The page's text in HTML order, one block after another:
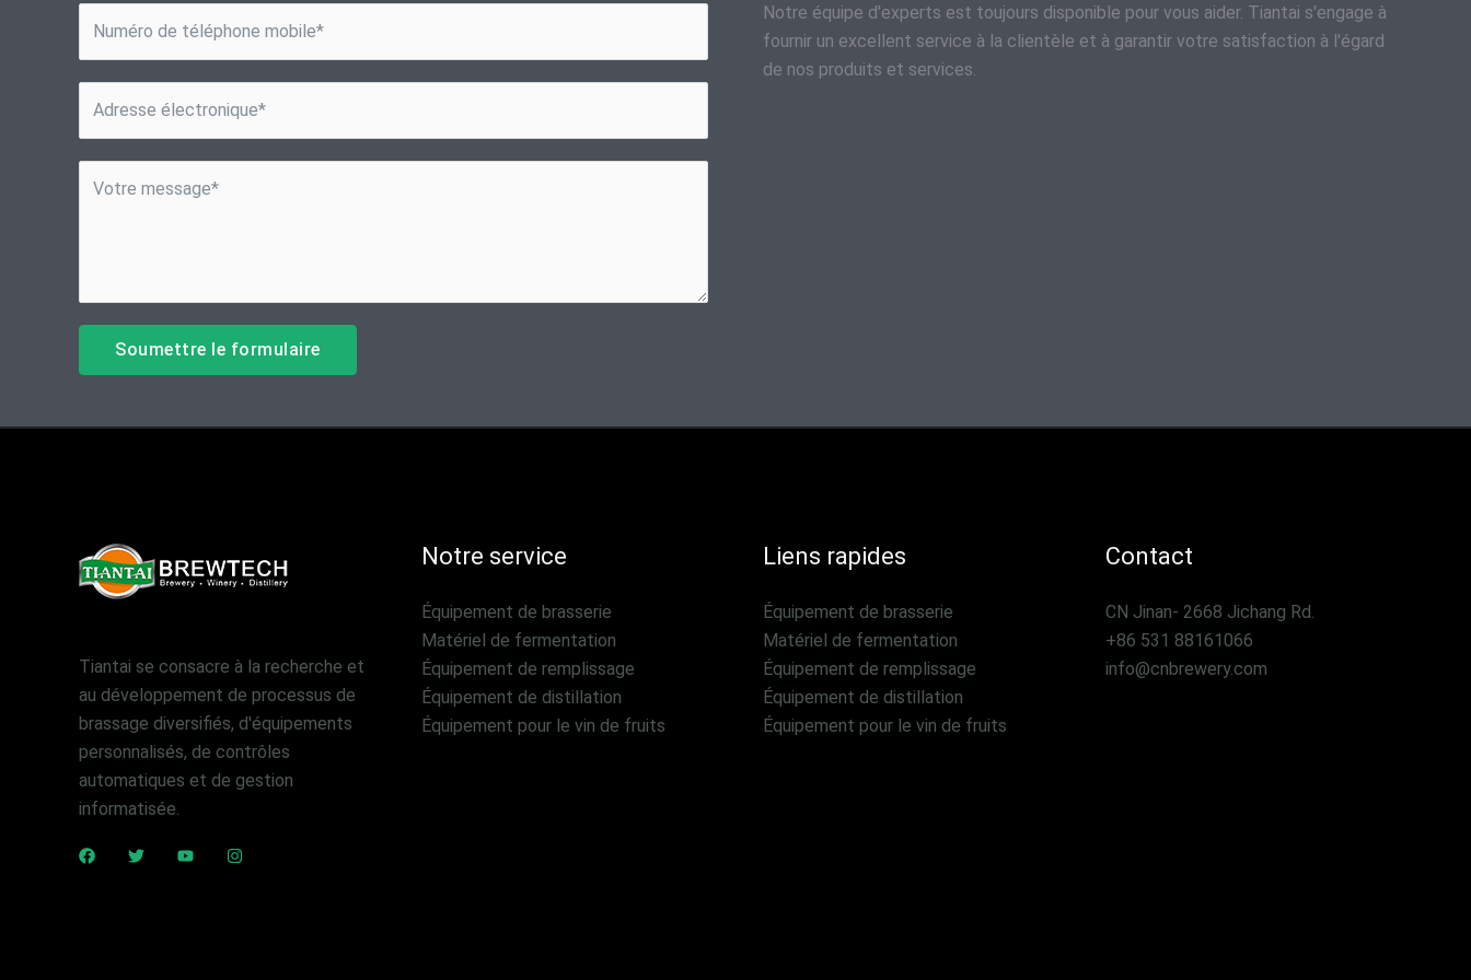
Soumettre le formulaire
Notre équipe d'experts est toujours disponible pour vous aider. Tiantai s'engage à
fournir un excellent service à la clientèle et à garantir votre satisfaction à l'égard
de nos produits et services.
Tiantai se consacre à la recherche et
au développement de processus de
brassage diversifiés, d'équipements
personnalisés, de contrôles
automatiques et de gestion
informatisée.
Notre service
Équipement de brasserie
Matériel de fermentation
Équipement de remplissage
Équipement de distillation
Équipement pour le vin de fruits
Liens rapides
Équipement de brasserie
Matériel de fermentation
Équipement de remplissage
Équipement de distillation
Équipement pour le vin de fruits
Contact
CN Jinan- 2668 Jichang Rd.
+86 531 88161066
info@cnbrewery.com